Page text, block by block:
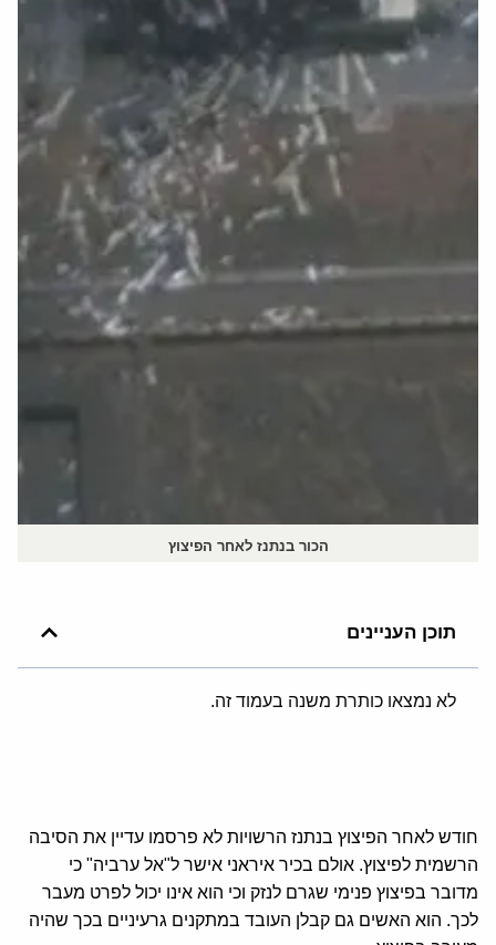
הכור בנתנז לאחר הפיצוץ
תוכן העניינים
לא נמצאו כותרת משנה בעמוד זה.
חודש לאחר הפיצוץ בנתנז הרשויות לא פרסמו עדיין את הסיבה
הרשמית לפיצוץ. אולם בכיר איראני אישר ל"אל ערביה" כי
מדובר בפיצוץ פנימי שגרם לנזק וכי הוא אינו יכול לפרט מעבר
לכך. הוא האשים גם קבלן העובד במתקנים גרעיניים בכך שהיה